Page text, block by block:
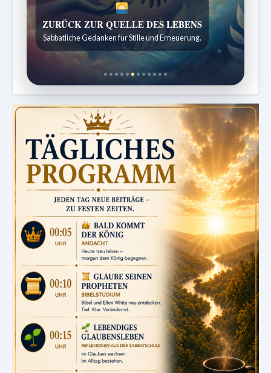
ZURÜCK ZUR QUELLE DES LEBENS
Sabbatliche Gedanken für Stille und Erneuerung.